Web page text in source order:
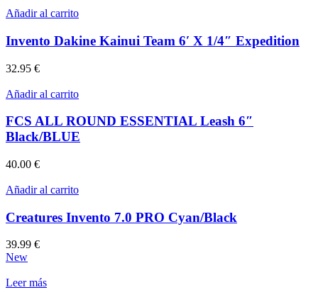
Añadir al carrito
Invento Dakine Kainui Team 6′ X 1/4″ Expedition
32.95 €
Añadir al carrito
FCS ALL ROUND ESSENTIAL Leash 6″
Black/BLUE
40.00 €
Añadir al carrito
Creatures Invento 7.0 PRO Cyan/Black
39.99 €
New
Leer más